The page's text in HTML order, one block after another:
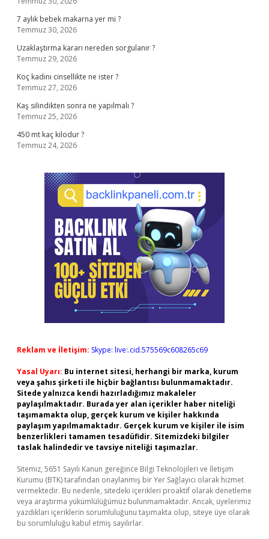
7 aylık bebek makarna yer mi ?
Temmuz 30, 2026
Uzaklaştırma kararı nereden sorgulanır ?
Temmuz 29, 2026
Koç kadını cinsellikte ne ister ?
Temmuz 27, 2026
Kaş silindikten sonra ne yapılmalı ?
Temmuz 25, 2026
450 mt kaç kilodur ?
Temmuz 24, 2026
Reklam ve İletişim: Skype: live:.cid.575569c608265c69
Yasal Uyarı: Bu internet sitesi, herhangi bir marka, kurum
veya şahıs şirketi ile hiçbir bağlantısı bulunmamaktadır.
Sitede yalnızca kendi hazırladığımız makaleler
paylaşılmaktadır. Burada yer alan içerikler haber niteliği
taşımamakta olup, gerçek kurum ve kişiler hakkında
paylaşım yapılmamaktadır. Gerçek kurum ve kişiler ile isim
benzerlikleri tamamen tesadüfidir. Sitemizdeki bilgiler
taslak halindedir ve tavsiye niteliği taşımazlar.
Sitemiz, 5651 Sayılı Kanun gereğince Bilgi Teknolojileri ve İletişim
Kurumu (BTK) tarafından onaylanmış bir Yer Sağlayıcı olarak hizmet
vermektedir. Bu nedenle, sitedeki içerikleri proaktif olarak denetleme
veya araştırma yükümlülüğümüz bulunmamaktadır. Ancak, üyelerimiz
yazdıkları içeriklerin sorumluluğunu taşımakta olup, siteye üye olarak
bu sorumluluğu kabul etmiş sayılırlar.